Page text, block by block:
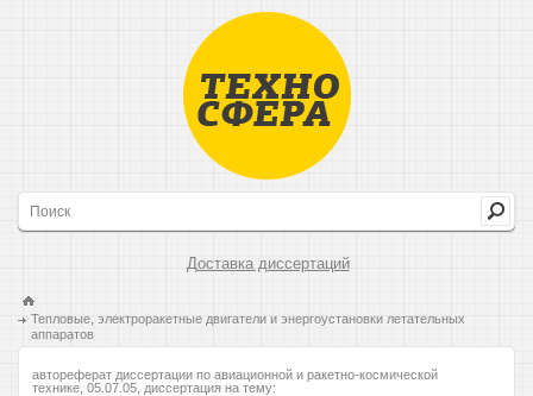
Доставка диссертаций
Тепловые, электроракетные двигатели и энергоустановки летательных
аппаратов
автореферат диссертации по авиационной и ракетно-космической
технике, 05.07.05, диссертация на тему: